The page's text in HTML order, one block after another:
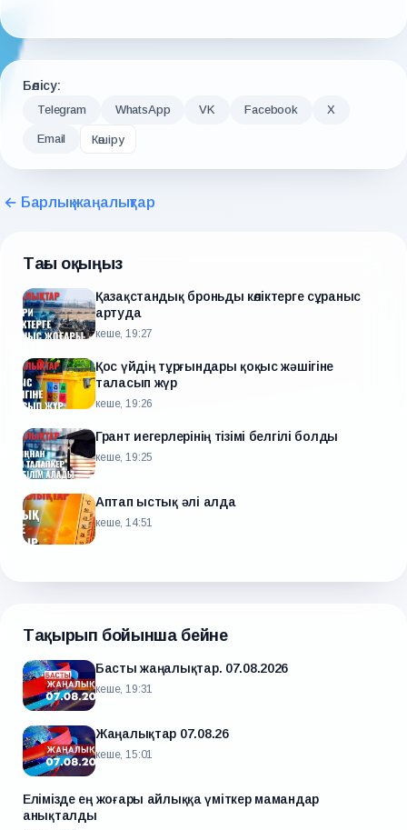
Бөлісу:
Telegram WhatsApp VK Facebook X
Email Көшіру
← Барлық жаңалықтар
Тағы оқыңыз
Қазақстандық броньды көліктерге сұраныс
артуда
кеше, 19:27
Қос үйдің тұрғындары қоқыс жәшігіне
таласып жүр
кеше, 19:26
Грант иегерлерінің тізімі белгілі болды
кеше, 19:25
Аптап ыстық әлі алда
кеше, 14:51
Тақырып бойынша бейне
Басты жаңалықтар. 07.08.2026
кеше, 19:31
Жаңалықтар 07.08.26
кеше, 15:01
Елімізде ең жоғары айлыққа үміткер мамандар
анықталды